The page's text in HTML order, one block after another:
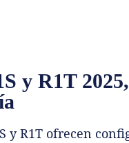
y R1T
y R1T ofrecen